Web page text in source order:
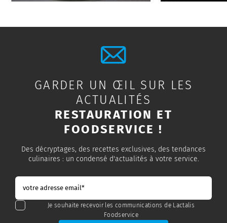
GARDER UN ŒIL SUR LES
ACTUALITÉS
RESTAURATION ET
FOODSERVICE !
Des décryptages, des recettes exclusives, des tendances
culinaires : un condensé d'actualités à votre service.
Je souhaite recevoir les communications de Lactalis
Foodservice